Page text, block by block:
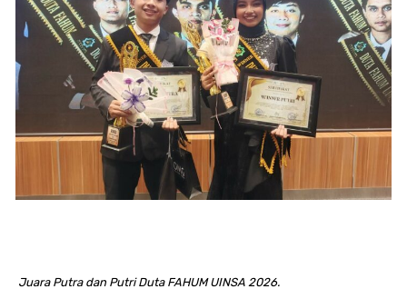
Juara Putra dan Putri Duta FAHUM UINSA 2026.